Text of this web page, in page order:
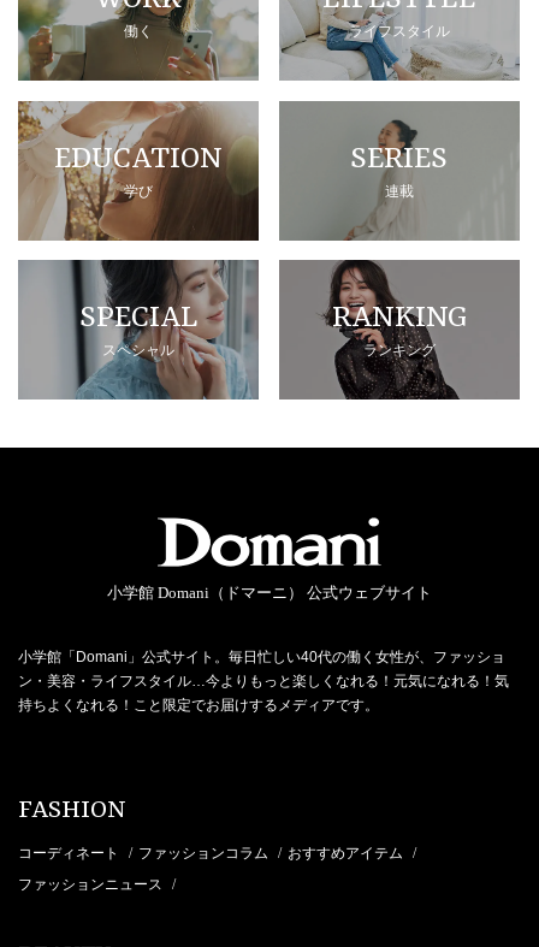
働く ライフスタイル
EDUCATION
学び
SERIES
連載
SPECIAL
スペシャル
RANKING
ランキング
小学館 Domani（ドマーニ） 公式ウェブサイト
小学館「Domani」公式サイト。毎日忙しい40代の働く女性が、ファッショ
ン・美容・ライフスタイル…今よりもっと楽しくなれる！元気になれる！気
持ちよくなれる！こと限定でお届けするメディアです。
FASHION
コーディネート / ファッションコラム / おすすめアイテム /
ファッションニュース /